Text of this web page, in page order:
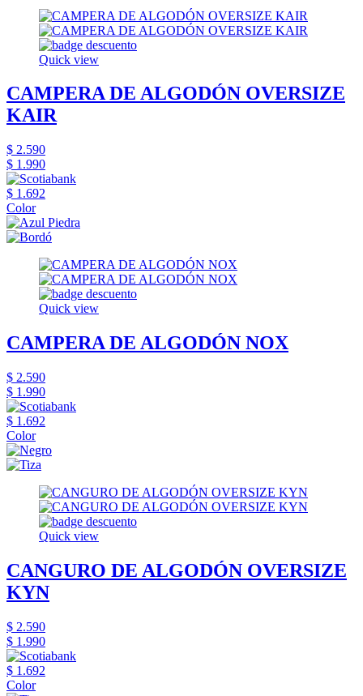
Quick view
CAMPERA DE ALGODÓN OVERSIZE
KAIR
$ 2.590
$ 1.990
$ 1.692
Color
Quick view
CAMPERA DE ALGODÓN NOX
$ 2.590
$ 1.990
$ 1.692
Color
Quick view
CANGURO DE ALGODÓN OVERSIZE
KYN
$ 2.590
$ 1.990
$ 1.692
Color